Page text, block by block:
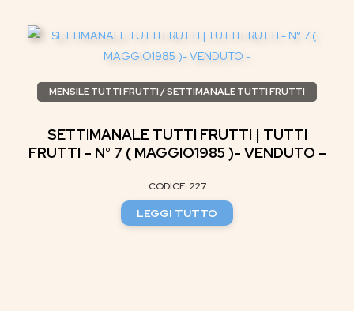
MENSILE TUTTI FRUTTI / SETTIMANALE TUTTI FRUTTI
SETTIMANALE TUTTI FRUTTI | TUTTI
FRUTTI – N° 7 ( MAGGIO1985 )- VENDUTO –
CODICE: 227
LEGGI TUTTO